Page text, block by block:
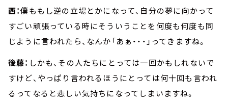
西：僕ももし逆の立場とかになって、自分の夢に向かって
すごい頑張っている時にそういうことを何度も何度も同
じように言われたら、なんか「あぁ・・・」ってきますね。
後藤： しかも、その人たちにとっては一回かもしれないで
すけど、やっぱり言われるほうにとっては何十回も言われ
るってなると悲しい気持ちになってしまいますね。